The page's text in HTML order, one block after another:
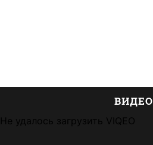
ВИДЕО
Не удалось загрузить VIQEO